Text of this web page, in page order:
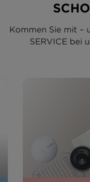
Kommen Sie mit –
SERVICE bei